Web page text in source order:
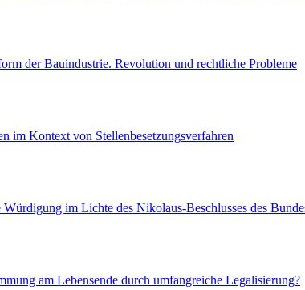
der Bauindustrie. Revolution und rechtliche Probleme
im Kontext von Stellenbesetzungsverfahren
im Lichte des Nikolaus-Beschlusses des
am Lebensende durch umfangreiche Legalisierung?